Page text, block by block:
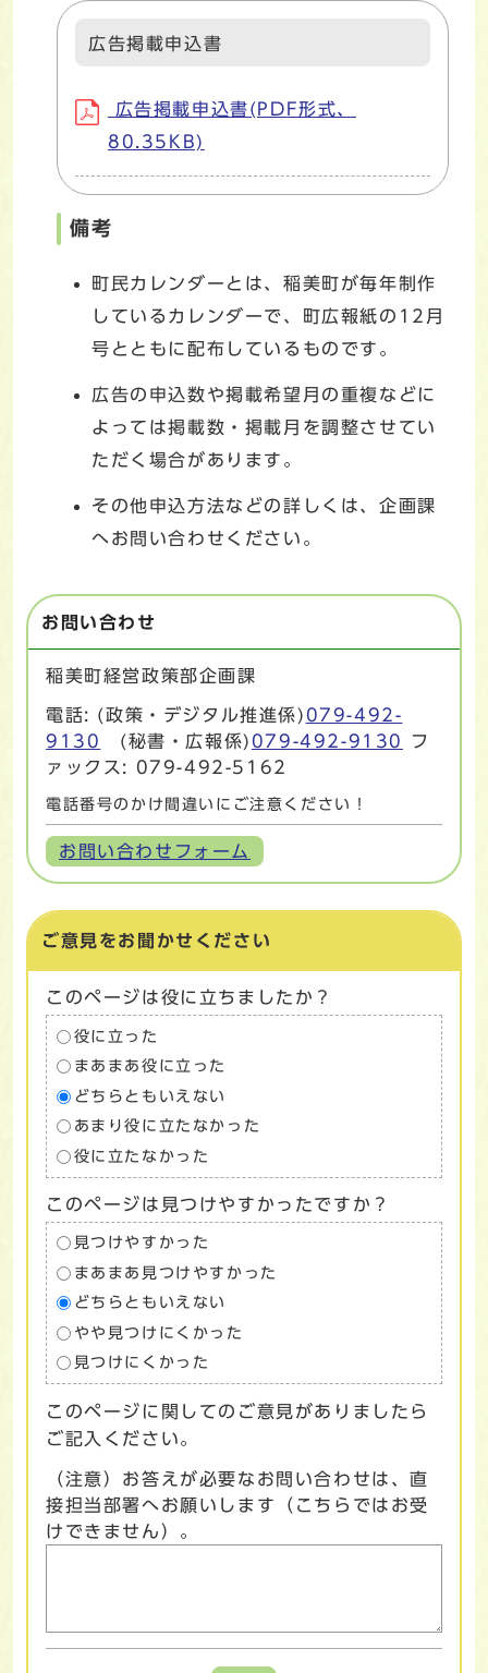
広告掲載申込書
広告掲載申込書(PDF形式、
80.35KB)
備考
町民カレンダーとは、稲美町が毎年制作
しているカレンダーで、町広報紙の12月
号とともに配布しているものです。
広告の申込数や掲載希望月の重複などに
よっては掲載数・掲載月を調整させてい
ただく場合があります。
その他申込方法などの詳しくは、企画課
へお問い合わせください。
お問い合わせ
稲美町経営政策部企画課
電話: (政策・デジタル推進係) 079-492-
9130
(秘書・広報係) 079-492-9130
フ
ァックス: 079-492-5162
電話番号のかけ間違いにご注意ください！
お問い合わせフォーム
ご意見をお聞かせください
このページは役に立ちましたか？
役に立った
まあまあ役に立った
どちらともいえない
あまり役に立たなかった
役に立たなかった
このページは見つけやすかったですか？
見つけやすかった
まあまあ見つけやすかった
どちらともいえない
やや見つけにくかった
見つけにくかった
このページに関してのご意見がありましたら
ご記入ください。
（注意）お答えが必要なお問い合わせは、直
接担当部署へお願いします（こちらではお受
けできません）。